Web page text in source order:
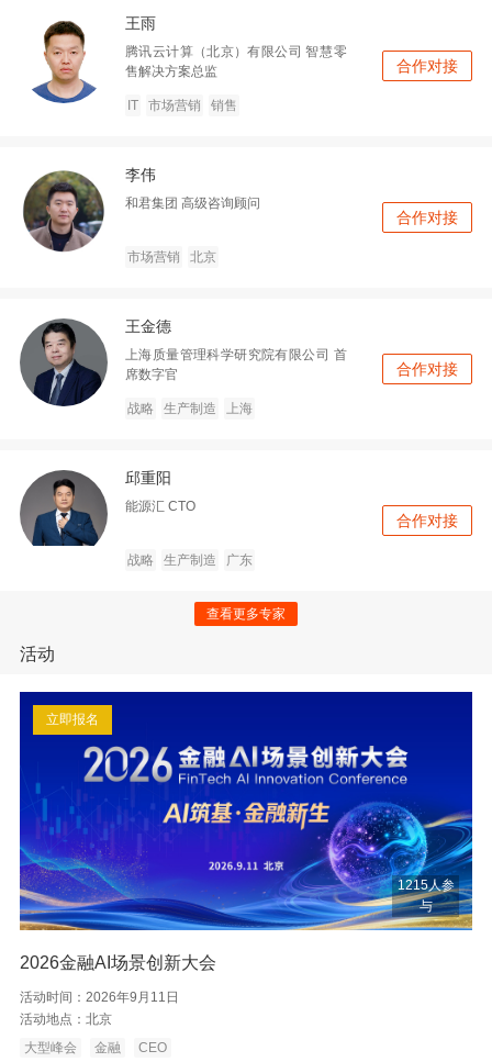
王雨
腾讯云计算（北京）有限公司 智慧零
售解决方案总监
IT 市场营销 销售
合作对接
李伟
和君集团 高级咨询顾问
市场营销 北京
合作对接
王金德
上海质量管理科学研究院有限公司 首
席数字官
战略 生产制造 上海
合作对接
邱重阳
能源汇 CTO
战略 生产制造 广东
合作对接
查看更多专家
活动
立即报名
1215人参
与
2026金融AI场景创新大会
活动时间： 2026年9月11日
活动地点： 北京
大型峰会
金融 CEO